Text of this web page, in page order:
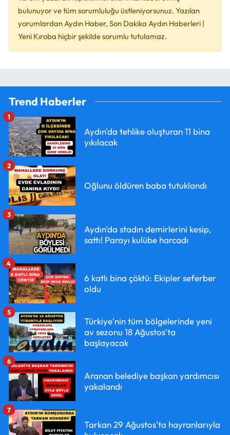
bulunuyor ve tüm sorumluluğu üstleniyorsunuz. Yazılan
yorumlardan Aydın Haber, Son Dakika Aydın Haberleri |
Yeni Kıroba hiçbir şekilde sorumlu tutulamaz.
Trend Haberler
Aydın'da tehlike oluşturan 11 bina
yıkılacak
1
Oğlunu öldüren baba tutuklandı
2
Aydın'da stadın demirlerini kesip,
sattı! Parayı kulübe harcadı
3
6 katlı bina çöktü: Ekipler seferber
oldu
4
Türkiye'nin tüm bölgelerinde yeni
av sezonu 18 Ağustos'ta
başlayacak
5
Aranan belediye başkan yardımcısı
yakalandı
6
Tarkan 29 Ağustos'ta hayranlarıyla
7